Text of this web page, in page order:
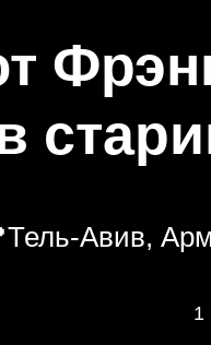
Авив,
1